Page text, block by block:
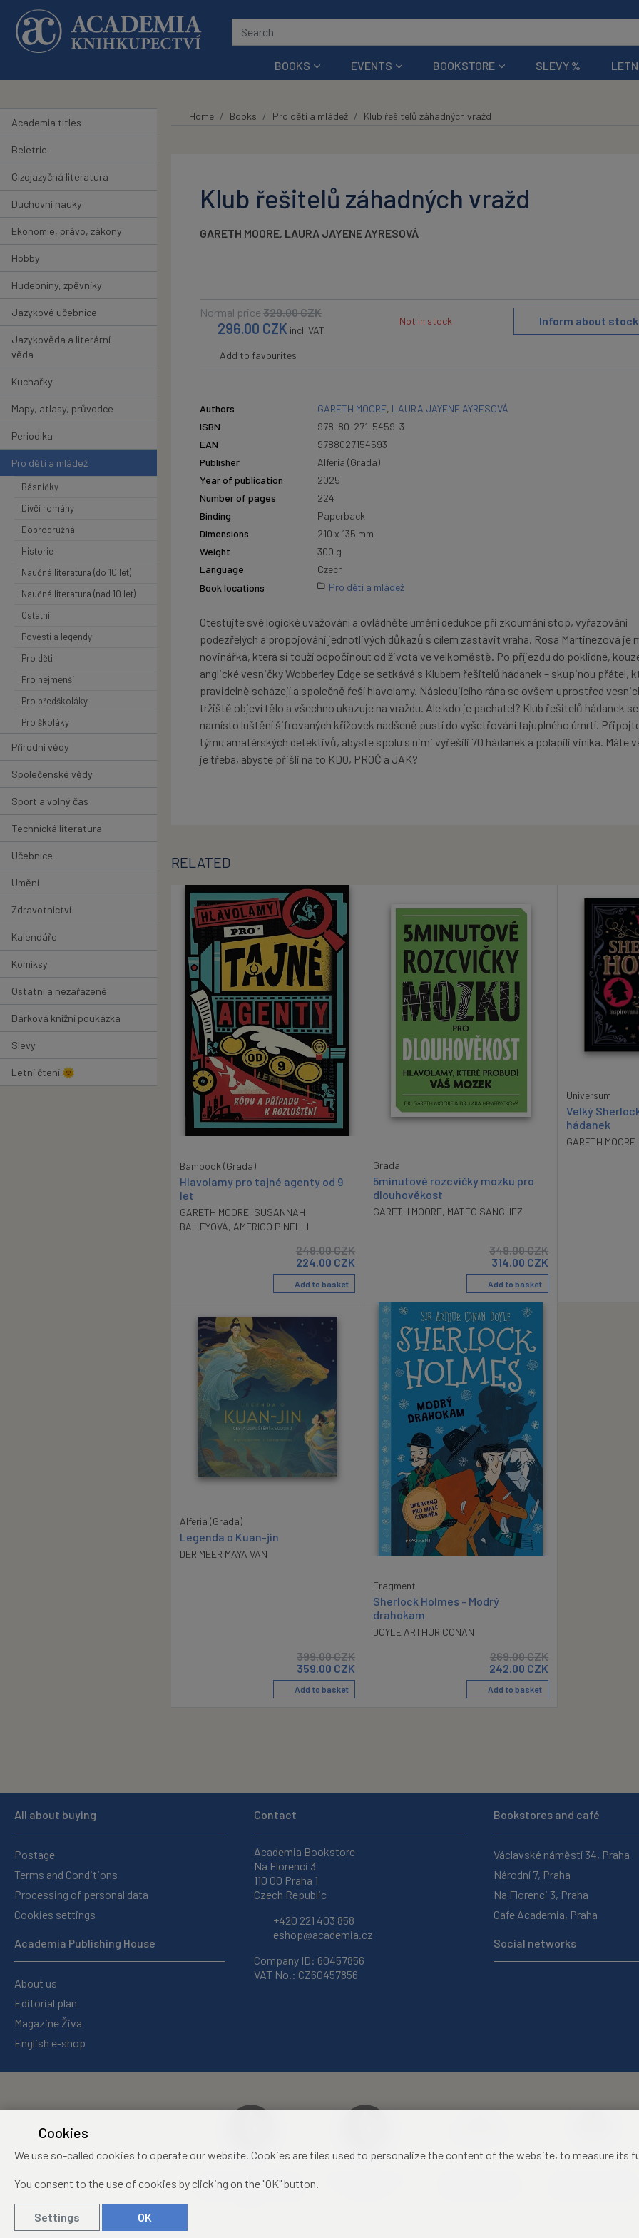
Skip to main content
BOOKS EVENTS BOOKSTORE SLEVY %
Academia titles
Beletrie
Cizojazyčná literatura
Duchovní nauky
Ekonomie, právo, zákony
Hobby
Hudebniny, zpěvníky
Jazykové učebnice
Jazykověda a literární
věda
Kuchařky
Mapy, atlasy, průvodce
Periodika
Pro děti a mládež
Básničky
Dívčí romány
Dobrodružná
Historie
Naučná literatura (do 10 let)
Naučná literatura (nad 10 let)
Ostatní
Pověsti a legendy
Pro děti
Pro nejmenší
Pro předškoláky
Pro školáky
Přírodní vědy
Společenské vědy
Sport a volný čas
Technická literatura
Učebnice
Umění
Zdravotnictví
Kalendáře
Komiksy
Ostatní a nezařazené
Dárková knižní poukázka
Slevy
Letní čtení 🌞
Home Books Pro děti a mládež Klub řešitelů záhadných vražd
Klub řešitelů záhadných vražd
GARETH MOORE, LAURA JAYENE AYRESOVÁ
Normal price 329.00CZK
296.00 CZK incl. VAT
Not in stock Inform about
Add to favourites
Authors GARETH MOORE, LAURA JAYENE AYRESOVÁ
ISBN
978-80-271-5459-3
EAN
9788027154593
Publisher
Alferia (Grada)
Year of publication
2025
Number of pages
224
Binding
Paperback
Dimensions
210 x 135 mm
Weight
300 g
Language
Czech
Book locations
Pro děti a mládež
Otestujte své logické uvažování a ovládněte umění dedukce při zkoumání stop, vyřazování
podezřelých a propojování jednotlivých důkazů s cílem zastavit vraha. Rosa Martinezová je
novinářka, která si touží odpočinout od života ve velkoměstě. Po příjezdu do poklidné,
anglické vesničky Wobberley Edge se setkává s Klubem řešitelů hádanek – skupinou přátel,
pravidelně scházejí a společně řeší hlavolamy. Následujícího rána se ovšem uprostřed
tržiště objeví tělo a všechno ukazuje na vraždu. Ale kdo je pachatel? Klub řešitelů hádanek
namísto luštění šifrovaných křížovek nadšeně pustí do vyšetřování tajuplného úmrtí.
týmu amatérských detektivů, abyste spolu s nimi vyřešili 70 hádanek a polapili viníka. Máte
je třeba, abyste přišli na to KDO, PROČ a JAK?
RELATED
Bambook (Grada)
Hlavolamy pro tajné agenty od 9
let
GARETH MOORE, SUSANNAH
BAILEYOVÁ, AMERIGO PINELLI
249.00CZK
224.00 CZK
Add to basket
Grada
5minutové rozcvičky mozku pro
dlouhověkost
GARETH MOORE, MATEO SANCHEZ
349.00CZK
314.00 CZK
Add to basket
Universum
Velký
hádanek
GARETH MOORE
Alferia (Grada)
Legenda o Kuan-jin
DER MEER MAYA VAN
399.00CZK
359.00 CZK
Add to basket
Fragment
Sherlock Holmes - Modrý
drahokam
DOYLE ARTHUR CONAN
269.00CZK
242.00 CZK
Add to basket
All about buying
Postage
Terms and Conditions
Processing of personal data
Cookies settings
Academia Publishing House
About us
Editorial plan
Magazine Živa
English e-shop
Contact
Academia Bookstore
Na Florenci 3
110 00 Praha 1
Czech Republic
+420 221 403 858
eshop@academia.cz
Company ID: 60457856
VAT No.: CZ60457856
Bookstores and café
Václavské náměstí 34, Praha
Národní 7, Praha
Na Florenci 3, Praha
Cafe Academia, Praha
Social networks
Centre of Administration
and Operations of the CAS,
Cookies
We use so-called cookies to operate our website. Cookies are files used to personalize the content of the website, to measure
You consent to the use of cookies by clicking on the "OK" button.
Settings OK